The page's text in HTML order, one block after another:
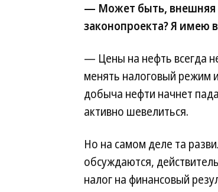
— Может быть, внешняя
законопроекта? Я имею
— Цены на нефть всегда
менять налоговый режим
добыча нефти начнет
активно шевелиться.
Но на самом деле та
обсуждаются,
налог на финансовый